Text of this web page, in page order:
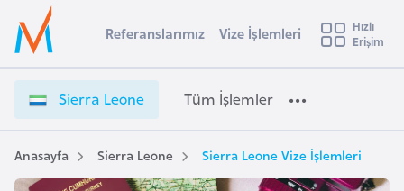
Ülke Seçimi
Başvuru yapmak istediğiniz ülkeyi seçin
Üye
Girişi
i
r
r
a
L
e
Referanslarımız Vize İşlemleri
Hızlı
Erişim
Sierra Leone Tüm İşlemler
Anasayfa Sierra Leone Sierra Leone Vize İşlemleri
s
t
r
a